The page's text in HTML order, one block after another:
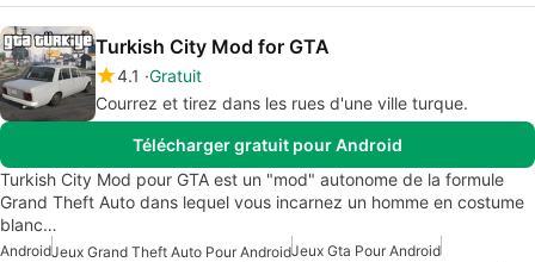
Turkish City Mod for GTA
4.1 Gratuit
Courrez et tirez dans les rues d'une ville turque.
Télécharger gratuit pour Android
Turkish City Mod pour GTA est un "mod" autonome de la formule
Grand Theft Auto dans lequel vous incarnez un homme en costume
blanc…
AndroidJeux Grand Theft Auto Pour AndroidJeux Gta Pour Android